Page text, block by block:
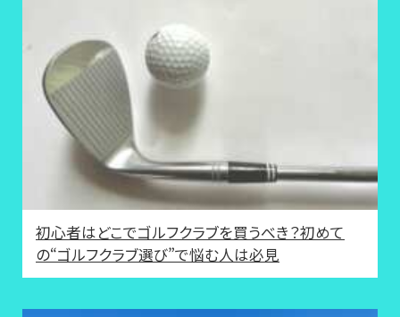
初心者はどこでゴルフクラブを買うべき？初めて
の“ゴルフクラブ選び”で悩む人は必見